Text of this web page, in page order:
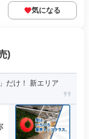
気になる
)
だけ！ 新エリア